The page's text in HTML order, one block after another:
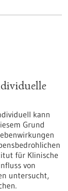
kann
Grund
für Klinische
von
untersucht,